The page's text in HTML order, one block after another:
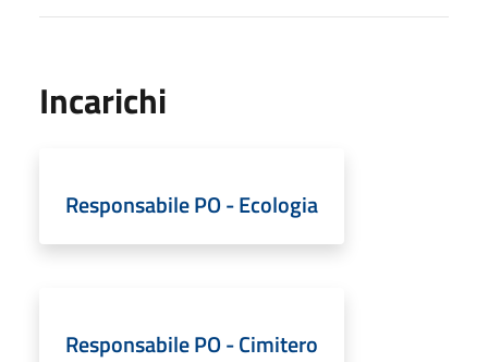
Incarichi
Responsabile PO - Ecologia
Responsabile PO - Cimitero